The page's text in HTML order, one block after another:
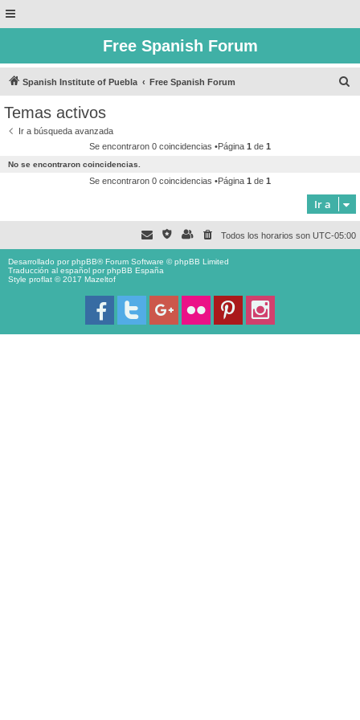
Free Spanish Forum
Spanish Institute of Puebla Free Spanish Forum
Temas activos
Ir a búsqueda avanzada
Se encontraron 0 coincidencias •Página 1 de 1
No se encontraron coincidencias.
Se encontraron 0 coincidencias •Página 1 de 1
Ir a
Todos los horarios son UTC-05:00
Desarrollado porphpBB® Forum Software © phpBB Limited
Traducción al español porphpBB España
Style proflat © 2017 Mazeltof